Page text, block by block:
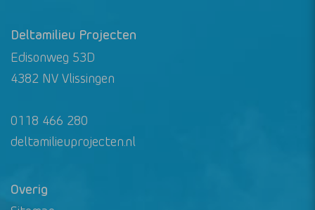
Deltamilieu Projecten
Edisonweg 53D
4382 NV Vlissingen
0118 466 280
deltamilieuprojecten.nl
Overig